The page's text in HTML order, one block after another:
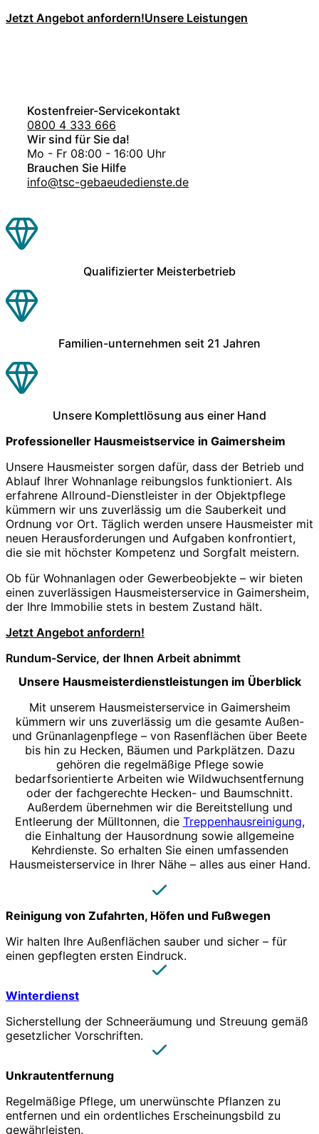
Jetzt Angebot anfordern!Unsere Leistungen
Kostenfreier-Servicekontakt
0800 4 333 666
Wir sind für Sie da!
Mo - Fr 08:00 - 16:00 Uhr
Brauchen Sie Hilfe
info@tsc-gebaeudedienste.de
Qualifizierter Meisterbetrieb
Familien-unternehmen seit 21 Jahren
Unsere Komplettlösung aus einer Hand
Professioneller Hausmeistservice in Gaimersheim
Unsere Hausmeister sorgen dafür, dass der Betrieb und
Ablauf Ihrer Wohnanlage reibungslos funktioniert. Als
erfahrene Allround-Dienstleister in der Objektpflege
kümmern wir uns zuverlässig um die Sauberkeit und
Ordnung vor Ort. Täglich werden unsere Hausmeister mit
neuen Herausforderungen und Aufgaben konfrontiert,
die sie mit höchster Kompetenz und Sorgfalt meistern.
Ob für Wohnanlagen oder Gewerbeobjekte – wir bieten
einen zuverlässigen Hausmeisterservice in Gaimersheim,
der Ihre Immobilie stets in bestem Zustand hält.
Jetzt Angebot anfordern!
Rundum-Service, der Ihnen Arbeit abnimmt
Unsere Hausmeisterdienstleistungen im Überblick
Mit unserem Hausmeisterservice in Gaimersheim
kümmern wir uns zuverlässig um die gesamte Außen-
und Grünanlagenpflege – von Rasenflächen über Beete
bis hin zu Hecken, Bäumen und Parkplätzen. Dazu
gehören die regelmäßige Pflege sowie
bedarfsorientierte Arbeiten wie Wildwuchsentfernung
oder der fachgerechte Hecken- und Baumschnitt.
Außerdem übernehmen wir die Bereitstellung und
Entleerung der Mülltonnen, die Treppenhausreinigung,
die Einhaltung der Hausordnung sowie allgemeine
Kehrdienste. So erhalten Sie einen umfassenden
Hausmeisterservice in Ihrer Nähe – alles aus einer Hand.
Reinigung von Zufahrten, Höfen und Fußwegen
Wir halten Ihre Außenflächen sauber und sicher – für
einen gepflegten ersten Eindruck.
Winterdienst
Sicherstellung der Schneeräumung und Streuung gemäß
gesetzlicher Vorschriften.
Unkrautentfernung
Regelmäßige Pflege, um unerwünschte Pflanzen zu
entfernen und ein ordentliches Erscheinungsbild zu
gewährleisten.